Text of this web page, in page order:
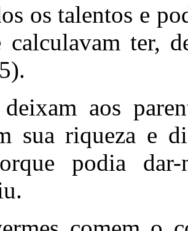
os talentos e
calculavam ter,
aos
sua riqueza e
podia